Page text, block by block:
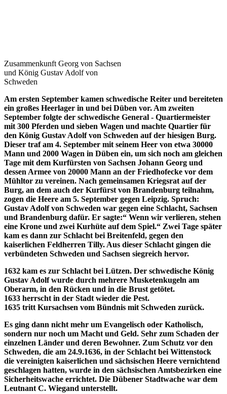
Zusammenkunft Georg von Sachsen
und König Gustav Adolf von
Schweden
Am ersten September kamen schwedische Reiter und bereiteten
ein großes Heerlager in und bei Düben vor. Am zweiten
September folgte der schwedische General - Quartiermeister
mit 300 Pferden und sieben Wagen und machte Quartier für
den König Gustav Adolf von Schweden auf der hiesigen Burg.
Dieser traf am 4. September mit seinem Heer von etwa 30000
Mann und 2000 Wagen in Düben ein, um sich noch am gleichen
Tage mit dem Kurfürsten von Sachsen Johann Georg und
dessen Armee von 20000 Mann an der Friedhofecke vor dem
Mühltor zu vereinen. Nach gemeinsamen Kriegsrat auf der
Burg, an dem auch der Kurfürst von Brandenburg teilnahm,
zogen die Heere am 5. September gegen Leipzig. Spruch:
Gustav Adolf von Schweden war gegen eine Schlacht, Sachsen
und Brandenburg dafür. Er sagte:“ Wenn wir verlieren, stehen
eine Krone und zwei Kurhüte auf dem Spiel.“ Zwei Tage später
kam es dann zur Schlacht bei Breitenfeld, gegen den
kaiserlichen Feldherren Tilly. Aus dieser Schlacht gingen die
verbündeten Schweden und Sachsen siegreich hervor.
1632 kam es zur Schlacht bei Lützen. Der schwedische König
Gustav Adolf wurde durch mehrere Musketenkugeln am
Oberarm, in den Rücken und in die Brust getötet.
1633 herrscht in der Stadt wieder die Pest.
1635 tritt Kursachsen vom Bündnis mit Schweden zurück.
Es ging dann nicht mehr um Evangelisch oder Katholisch,
sondern nur noch um Macht und Geld. Sehr zum Schaden der
einzelnen Länder und deren Bewohner. Zum Schutz vor den
Schweden, die am 24.9.1636, in der Schlacht bei Wittenstock
die vereinigten kaiserlichen und sächsischen Heere vernichtend
geschlagen hatten, wurde in den sächsischen Amtsbezirken eine
Sicherheitswache errichtet. Die Dübener Stadtwache war dem
Leutnant C. Wiegand unterstellt.